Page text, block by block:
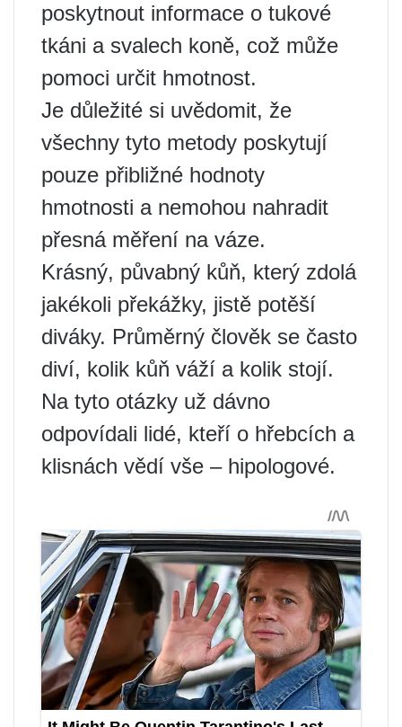
poskytnout informace o tukové
tkáni a svalech koně, což může
pomoci určit hmotnost.
Je důležité si uvědomit, že
všechny tyto metody poskytují
pouze přibližné hodnoty
hmotnosti a nemohou nahradit
přesná měření na váze.
Krásný, půvabný kůň, který zdolá
jakékoli překážky, jistě potěší
diváky. Průměrný člověk se často
diví, kolik kůň váží a kolik stojí.
Na tyto otázky už dávno
odpovídali lidé, kteří o hřebcích a
klisnách vědí vše – hipologové.